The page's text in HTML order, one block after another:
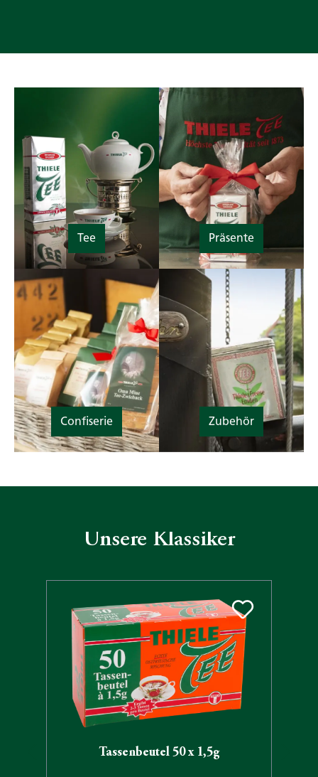
Tee Präsente
Confiserie Zubehör
Unsere Klassiker
Tassenbeutel 50 x 1,5g